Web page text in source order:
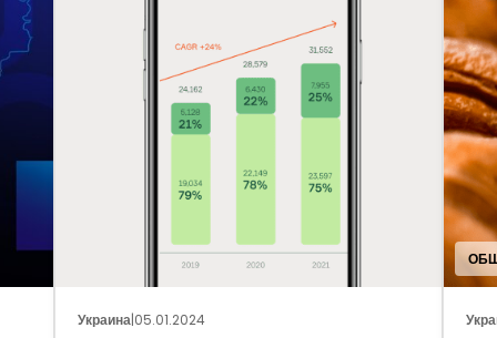
Украина|05.01.2024